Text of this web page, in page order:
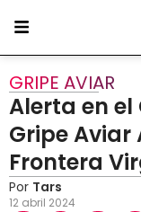
GRIPE AVIAR
Alerta en
Gripe
Frontera
Por Tars
12 abril 2024